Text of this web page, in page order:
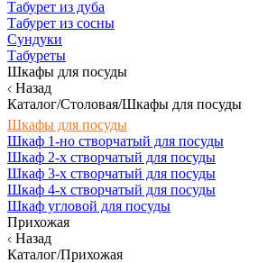
Табурет из дуба
Табурет из сосны
Сундуки
Табуреты
Шкафы для посуды
Назад
Каталог/Столовая/Шкафы для посуды
Шкафы для посуды
Шкаф 1-но створчатый для посуды
Шкаф 2-х створчатый для посуды
Шкаф 3-х створчатый для посуды
Шкаф 4-х створчатый для посуды
Шкаф угловой для посуды
Прихожая
Назад
Каталог/Прихожая